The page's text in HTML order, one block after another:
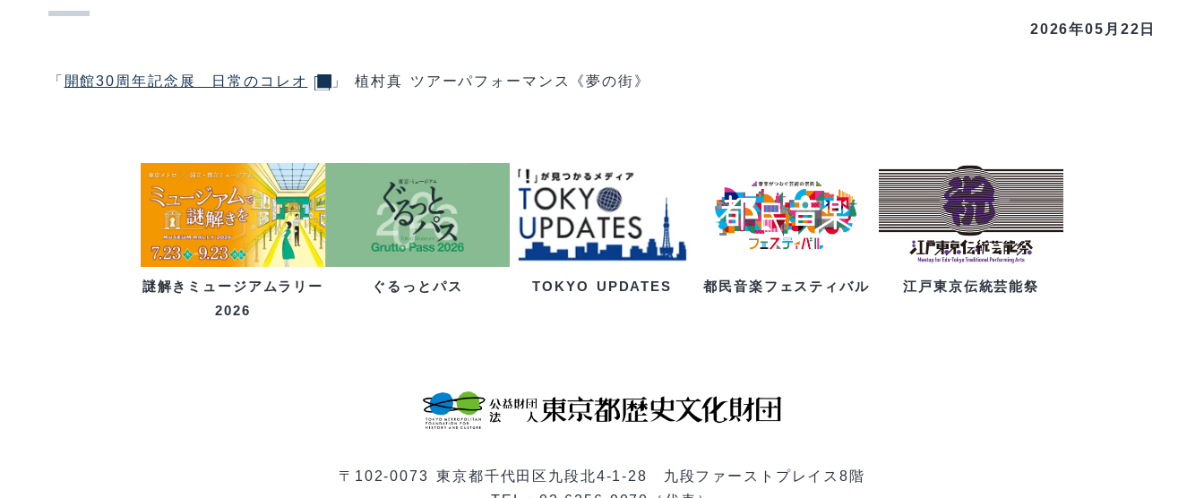
2026年05月22日
「 開館30周年記念展 日常のコレオ 」 植村真 ツアーパフォーマンス《夢の街》
謎解きミュージアムラリー
2026
ぐるっとパス TOKYO UPDATES 都民音楽フェスティバル 江戸東京伝統芸能祭
〒102-0073 東京都千代田区九段北4-1-28 九段ファーストプレイス8階